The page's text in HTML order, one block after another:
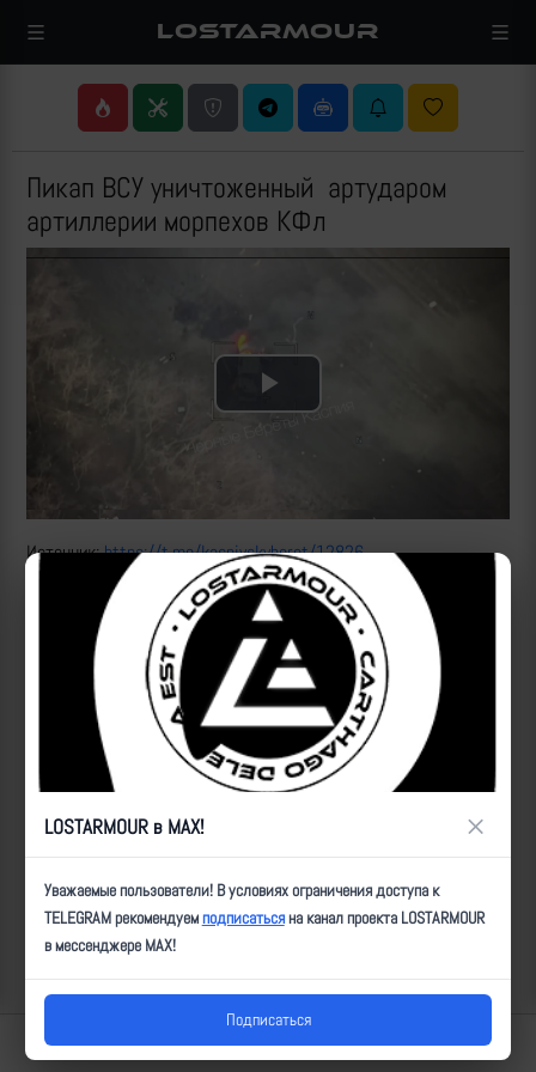
LOSTARMOUR
Пикап ВСУ уничтоженный артударом
артиллерии морпехов КФл
Play
Источник:https://t.me/kaspiyskyberet/12826
| Автор: Артем| Дата: 2024-03-29| Просмотров: 1073
Популярные за сегодня видео
Lostarmour | Carthago Delenda Est | 2014-2026
LOSTARMOUR в MAX! ×
Уважаемые пользователи! В условиях ограничения доступа к
TELEGRAM рекомендуемподписатьсяна канал проекта LOSTARMOUR
в мессенджере MAX!
Подписаться